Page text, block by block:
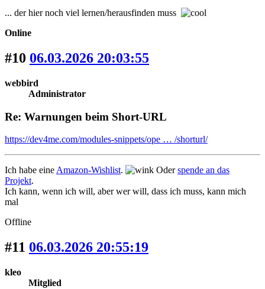
... der hier noch viel lernen/herausfinden muss
Online
#10 06.03.2026 20:03:55
webbird
Administrator
Re: Warnungen beim Short-URL
https://dev4me.com/modules-snippets/ope … /shorturl/
Ich habe eine Amazon-Wishlist. Oderspende an das
Projekt.
Ich kann, wenn ich will, aber wer will, dass ich muss, kann mich
mal
Offline
#11 06.03.2026 20:55:19
kleo
Mitglied